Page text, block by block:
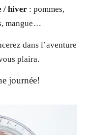
/ hiver : pommes,
mangue…
dans l’aventure
plaira.
journée!